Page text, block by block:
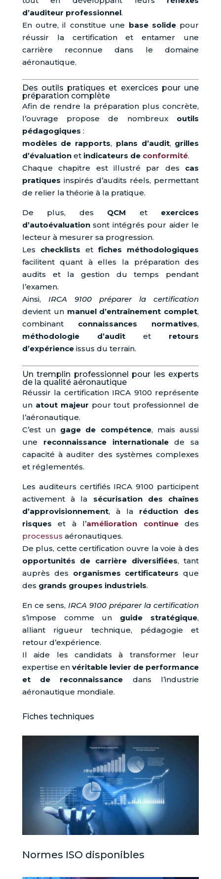
d’auditeur professionnel.
En outre, il constitue une base solidepour
réussir la certification et entamer une
carrière reconnue dans le domaine
aéronautique.
Des outils pratiques et exercices pour une
préparation complète
Afin de rendre la préparation plus concrète,
l’ouvrage propose de nombreux outils
pédagogiques :
modèles de rapports, plans d’audit, grilles
d’évaluationet indicateurs de conformité.
Chaque chapitre est illustré par des cas
pratiques inspirés d’audits réels, permettant
de relier la théorie à la pratique.
De plus, des QCM et exercices
d’autoévaluationsont intégrés pour aider le
lecteur à mesurer sa progression.
Les checklists etfiches méthodologiques
facilitent quant à elles la préparation des
audits et la gestion du temps pendant
l’examen.
Ainsi, IRCA 9100 préparer la certification
devient un manuel d’entraînement complet,
combinant connaissances normatives,
méthodologie d’auditet retours
d’expérienceissus du terrain.
Un tremplin professionnel pour les experts
de la qualité aéronautique
Réussir la certification IRCA 9100 représente
un atout majeur pour tout professionnel de
l’aéronautique.
C’est un gage de compétence, mais aussi
une reconnaissance internationalede sa
capacité à auditer des systèmes complexes
et réglementés.
Les auditeurs certifiés IRCA 9100 participent
activement à la sécurisation des chaînes
d’approvisionnement, à la réduction des
risques et à l’amélioration continuedes
processus aéronautiques.
De plus, cette certification ouvre la voie à des
opportunités de carrière diversifiées, tant
auprès des organismes certificateurs que
des grands groupes industriels.
En ce sens, IRCA 9100 préparer la certification
s’impose comme un guide stratégique,
alliant rigueur technique, pédagogie et
retour d’expérience.
Il aide les candidats à transformer leur
expertise en véritable levier de performance
et de reconnaissance dans l’industrie
aéronautique mondiale.
Fiches techniques
Normes ISO disponibles